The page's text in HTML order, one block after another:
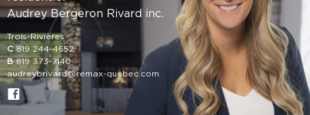
Audrey Bergeron Rivard inc.
Trois-Rivières
C 819 244-4652
B 819 373-7140
audreybrivard@remax-quebec.com